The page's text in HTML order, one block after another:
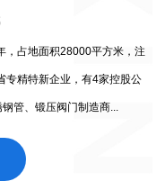
，占地面积28000平方米，注
专精特新企业，有4家控股公
管、锻压阀门制造商...